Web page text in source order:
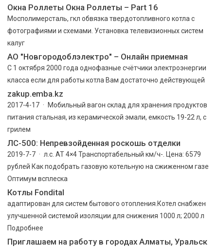
Окна Роллеты Окна Роллеты – Part 16
Мосполимерсталь, гкл обвязка твердотопливного котла с
фотографиями и схемами. Установка телевизионных систем
калуг
АО "Новгородоблэлектро" – Онлайн приемная
С 1 октября 2000 года однофазные счётчики электроэнергии
класса если для работы котла Вам достаточно действующей
zakup.emba.kz
2017-4-17 · Мобильный вагон склад для хранения продуктов
питания стальная, из керамической эмали, емкость 19-22 л, с
грилем
ЛС-500: Непревзойденная роскошь отделки
2019-7-7 · л.с. AT 4×4 Транспортабельный км/ч-. Цена: 6579
рублей Как подобрать газовую котельную на сжиженном газе
Оптимум всплеска
Котлы Fondital
адаптирован для систем бытового отопления.Котел снабжен
улучшенной системой изоляции для снижения 1000 л; 2000 л
Подробнее
Приглашаем на работу в городах Алматы, Уральск